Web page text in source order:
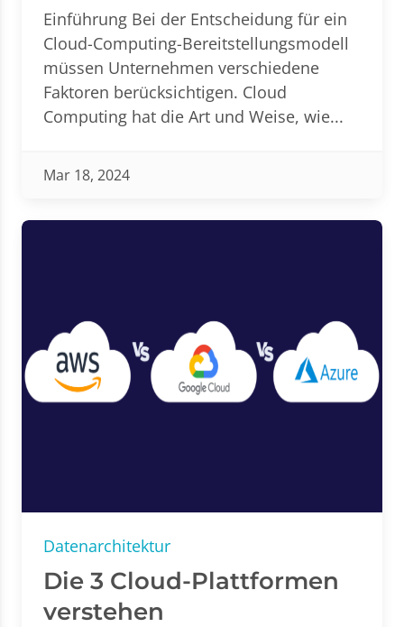
Einführung Bei der Entscheidung für ein
Cloud-Computing-Bereitstellungsmodell
müssen Unternehmen verschiedene
Faktoren berücksichtigen. Cloud
Computing hat die Art und Weise, wie...
Mar 18, 2024
Datenarchitektur
Die 3 Cloud-Plattformen
verstehen